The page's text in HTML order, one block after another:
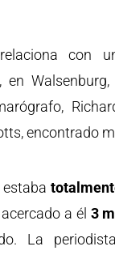
con
en
encontrado
estaba
a él 3
La